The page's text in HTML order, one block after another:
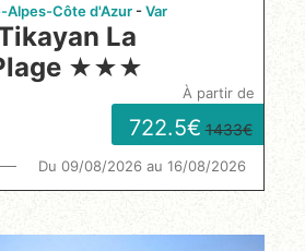
Alpes-Côte d'Azur Var
★★★
à partir de
722.5 1433
Du 09/08/2026 au 16/08/2026